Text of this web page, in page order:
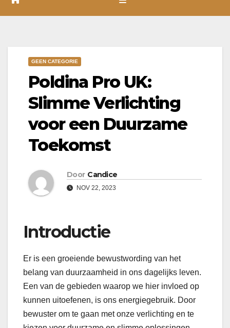
GEEN CATEGORIE
Poldina Pro UK:
Slimme Verlichting
voor een Duurzame
Toekomst
Door Candice
NOV 22, 2023
Introductie
Er is een groeiende bewustwording van het
belang van duurzaamheid in ons dagelijks leven.
Een van de gebieden waarop we hier invloed op
kunnen uitoefenen, is ons energiegebruik. Door
bewuster om te gaan met onze verlichting en te